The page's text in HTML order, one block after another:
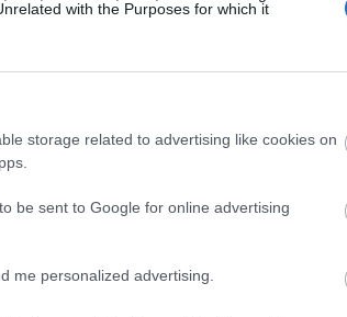
with the Purposes for which it
storage related to advertising like cookies on
be sent to Google for online advertising
me personalized advertising.
της αποδόθηκε καμία
20:41